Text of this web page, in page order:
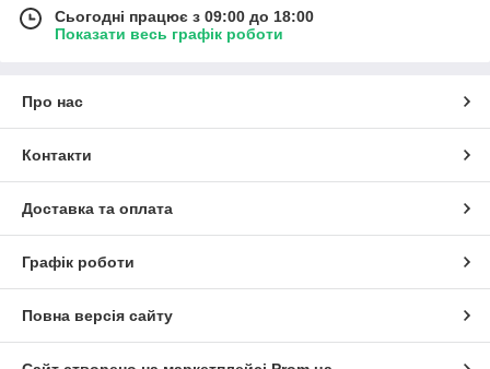
Сьогодні працює з 09:00 до 18:00
Показати весь графік роботи
Про нас
Контакти
Доставка та оплата
Графік роботи
Повна версія сайту